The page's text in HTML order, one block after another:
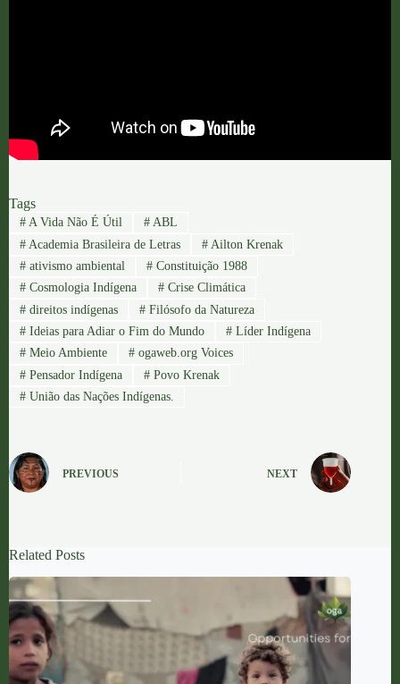
Tags
#A Vida Não É Útil #ABL
#Academia Brasileira de Letras #Ailton Krenak
#ativismo ambiental #Constituição 1988
#Cosmologia Indígena #Crise Climática
#direitos indígenas #Filósofo da Natureza
#Ideias para Adiar o Fim do Mundo #Líder Indígena
#Meio Ambiente #ogaweb.org Voices
#Pensador Indígena #Povo Krenak
#União das Nações Indígenas.
PREVIOUS NEXT
Related Posts